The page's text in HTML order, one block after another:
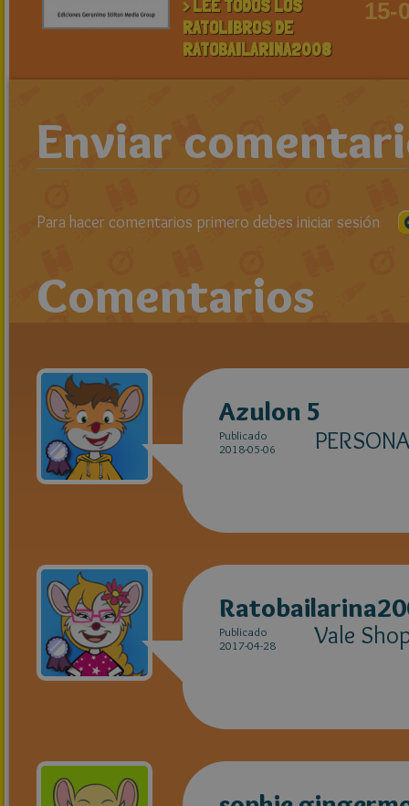
> LEE TODOS LOS
RATOLIBROS DE
RATOBAILARINA2008
15-
Enviar
Para hacer comentarios primero debes iniciar sesión
Comentarios
Azulon 5
Publicado
2018-05-06
Publicado
2017-04-28
Vale